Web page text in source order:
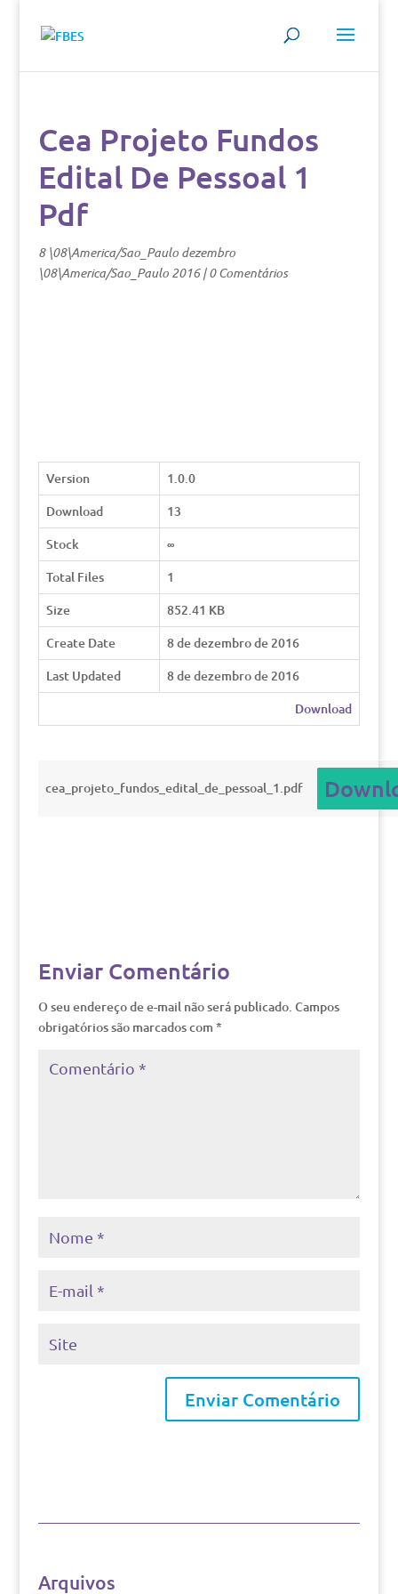
Cea Projeto Fundos
Edital De Pessoal 1
Pdf
8 \08\America/Sao_Paulo dezembro
\08\America/Sao_Paulo 2016|0 Comentários
Version
1.0.0
Download
13
Stock
∞
Total Files
1
Size
852.41 KB
Create Date
8 de dezembro de 2016
Last Updated
8 de dezembro de 2016
Download
cea_projeto_fundos_edital_de_pessoal_1.pdf
Enviar Comentário
O seu endereço de e-mail não será publicado. Campos
obrigatórios são marcados com *
Arquivos